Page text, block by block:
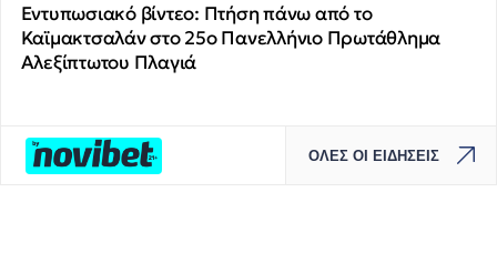
​Εντυπωσιακό βίντεο: Πτήση πάνω από το
Καϊμακτσαλάν στο 25ο Πανελλήνιο Πρωτάθλημα
Αλεξίπτωτου Πλαγιά
ΟΛΕΣ ΟΙ ΕΙΔΗΣΕΙΣ